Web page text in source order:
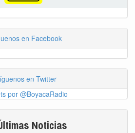
en Facebook
en Twitter
por @BoyacaRadio
Noticias